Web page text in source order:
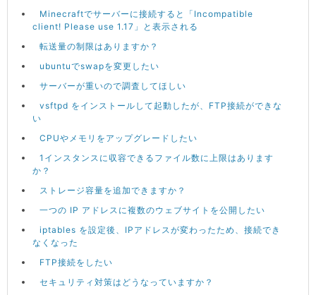
Minecraftでサーバーに接続すると「Incompatible
client! Please use 1.17」と表示される
転送量の制限はありますか？
ubuntuでswapを変更したい
サーバーが重いので調査してほしい
vsftpd をインストールして起動したが、FTP接続ができな
い
CPUやメモリをアップグレードしたい
1インスタンスに収容できるファイル数に上限はあります
か？
ストレージ容量を追加できますか？
一つの IP アドレスに複数のウェブサイトを公開したい
iptables を設定後、IPアドレスが変わったため、接続でき
なくなった
FTP接続をしたい
セキュリティ対策はどうなっていますか？